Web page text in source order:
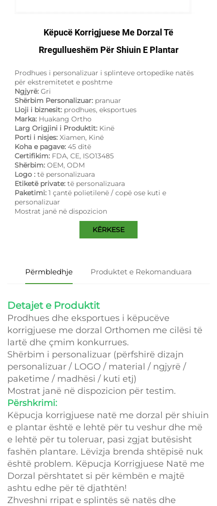
Këpucë Korrigjuese Me Dorzal Të
Rregullueshëm Për Shiuin E Plantar
Prodhues i personalizuar i splinteve ortopedike natës
për ekstremitetet e poshtme
Ngjyrë: Gri
Shërbim Personalizuar: pranuar
Lloji i biznesit: prodhues, eksportues
Marka: Huakang Ortho
Larg Origjini i Produktit: Kinë
Porti i nisjes: Xiamen, Kinë
Koha e pagave: 45 ditë
Certifikim: FDA, CE, ISO13485
Shërbim: OEM, ODM
Logo : të personalizuara
Etiketë private: të personalizuara
Paketimi: 1 çantë polietilenë / copë ose kuti e
personalizuar
Mostrat janë në dispozicion
KËRKESE
Përmbledhje Produktet e Rekomanduara
Detajet e Produktit
Prodhues dhe eksportues i këpucëve
korrigjuese me dorzal Orthomen me cilësi të
lartë dhe çmim konkurrues.
Shërbim i personalizuar (përfshirë dizajn
personalizuar / LOGO / material / ngjyrë /
paketime / madhësi / kuti etj)
Mostrat janë në dispozicion për testim.
Përshkrimi:
Këpucja korrigjuese natë me dorzal për shiuin
e plantar është e lehtë për tu veshur dhe më
e lehtë për tu toleruar, pasi zgjat butësisht
fashën plantare. Lëvizja brenda shtëpisë nuk
është problem. Këpucja Korrigjuese Natë me
Dorzal përshtatet si për këmbën e majtë
ashtu edhe për të djathtën!
Zhveshni rripat e splintës së natës dhe